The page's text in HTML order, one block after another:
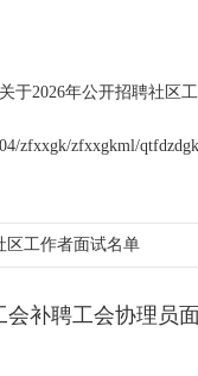
于2026年公开招聘社区
zfxxgk/zfxxgkml/
区工作者面试名单
会补聘工会协理员